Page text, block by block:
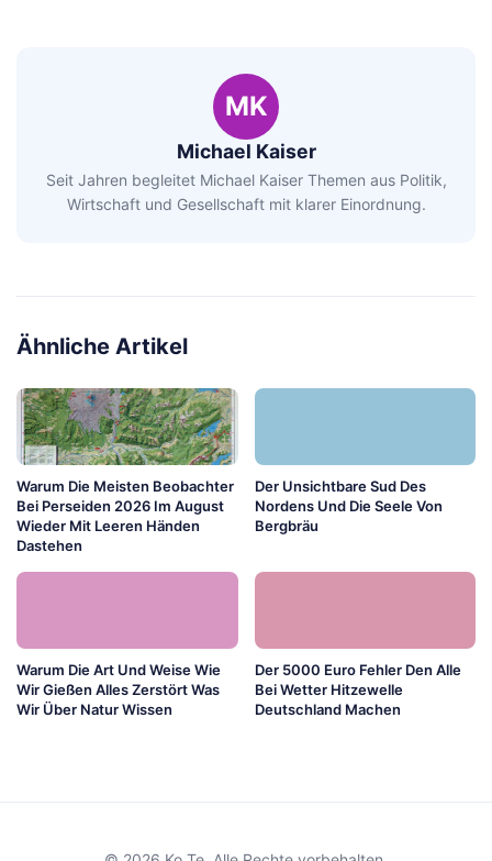
MK
Michael Kaiser
Seit Jahren begleitet Michael Kaiser Themen aus Politik,
Wirtschaft und Gesellschaft mit klarer Einordnung.
Ähnliche Artikel
Warum Die Meisten Beobachter
Bei Perseiden 2026 Im August
Wieder Mit Leeren Händen
Dastehen
Der Unsichtbare Sud Des
Nordens Und Die Seele Von
Bergbräu
Warum Die Art Und Weise Wie
Wir Gießen Alles Zerstört Was
Wir Über Natur Wissen
Der 5000 Euro Fehler Den Alle
Bei Wetter Hitzewelle
Deutschland Machen